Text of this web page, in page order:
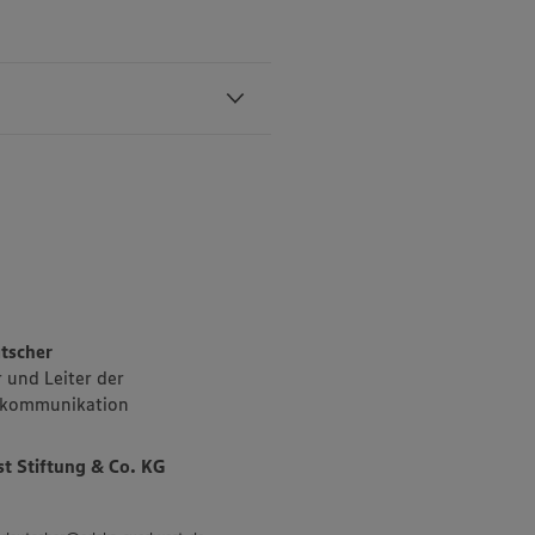
den Süden
und
Sortiments
und Leiter der
Stiftung & Co. KG